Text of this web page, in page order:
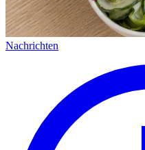
Nachrichten